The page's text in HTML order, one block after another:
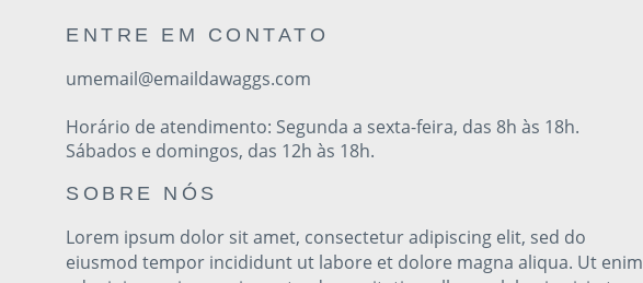
ENTRE EM CONTATO
umemail@emaildawaggs.com
Horário de atendimento: Segunda a sexta-feira, das 8h às 18h.
Sábados e domingos, das 12h às 18h.
SOBRE NÓS
Lorem ipsum dolor sit amet, consectetur adipiscing elit, sed do
eiusmod tempor incididunt ut labore et dolore magna aliqua. Ut enim